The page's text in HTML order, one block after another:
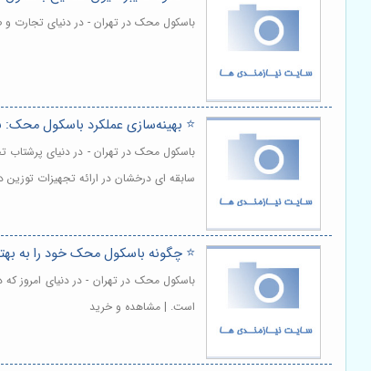
باسکول محک در تهران - در دنیای تجارت
⭐️ بهینه‌سازی عملکرد باسکول محک:
باسکول محک در تهران - در دنیای پرشتاب
سابقه ای درخشان در ارائه تجهیزات
⭐️ چگونه باسکول محک خود را به
باسکول محک در تهران - در دنیای امروز که
است. | مشاهده و خرید